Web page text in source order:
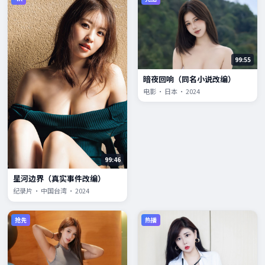
99:46
星河边界（真实事件改编）
纪录片 · 中国台湾 · 2024
99:55
暗夜回响（同名小说改编）
电影 · 日本 · 2024
抢先 热播